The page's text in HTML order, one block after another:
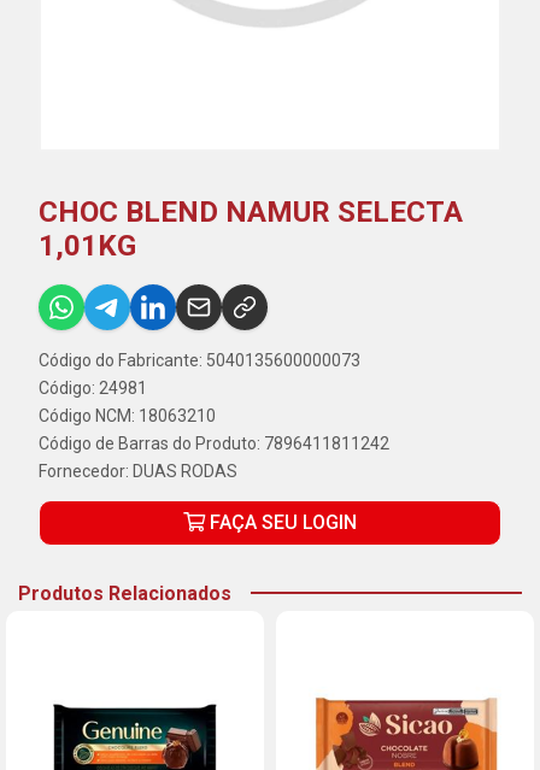
CHOC BLEND NAMUR SELECTA
1,01KG
Código do Fabricante: 5040135600000073
Código: 24981
Código NCM: 18063210
Código de Barras do Produto: 7896411811242
Fornecedor: DUAS RODAS
FAÇA SEU LOGIN
Produtos Relacionados